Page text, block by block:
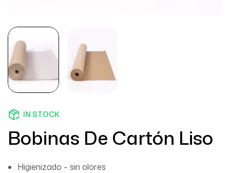
IN STOCK
Bobinas De Cartón Liso
Higienizado – sin olores